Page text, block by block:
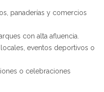
panaderías y comercios
con alta afluencia.
eventos deportivos o
o celebraciones